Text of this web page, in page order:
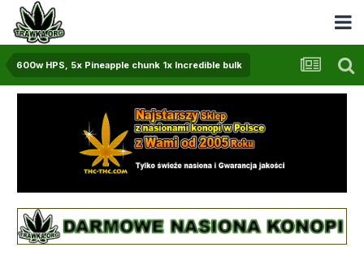
600w HPS, 5x Pineapple chunk 1x Incredible bulk